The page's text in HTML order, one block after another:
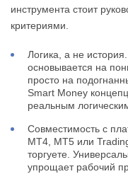
инструмента стоит
критериями.
Логика, а не
основывается на
просто на
Smart Money
реальным
Совместимость с
MT4, MT5 или
торгуете.
упрощает рабочий